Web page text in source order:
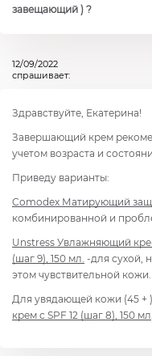
завещающий ) ?
12/09/2022
спрашивает:
Здравствуйте, Екатерина!
Завершающий крем
учетом возраста и
Приведу варианты:
Comodex Матирующий
комбинированной и
Unstress Увлажняющий
(шаг 9), 150 мл. -для сухой,
этом чувствительной кожи.
Для увядающей кожи (45 +
крем с SPF 12 (шаг 8), 150 мл